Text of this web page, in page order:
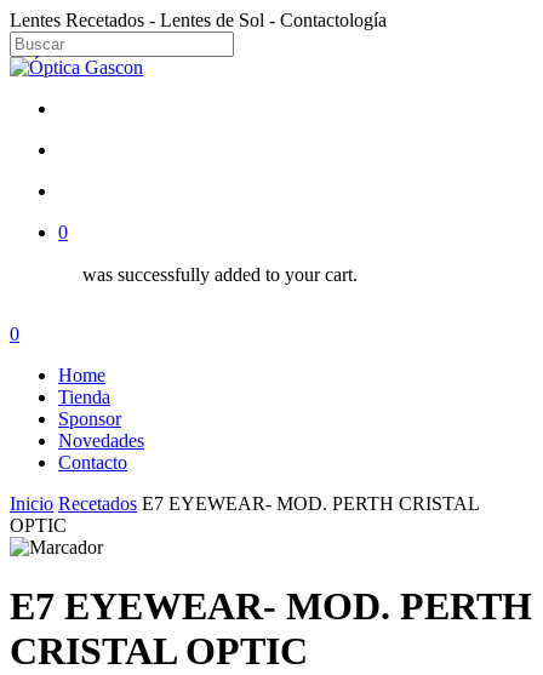
Skip
to
main
content
Lentes Recetados - Lentes de Sol - Contactología
Close
0
was successfully added to your cart.
Menu
search
account
0
Home
Tienda
Sponsor
Novedades
Contacto
Inicio Recetados E7 EYEWEAR- MOD. PERTH CRISTAL
OPTIC
E7 EYEWEAR- MOD. PERTH
CRISTAL OPTIC